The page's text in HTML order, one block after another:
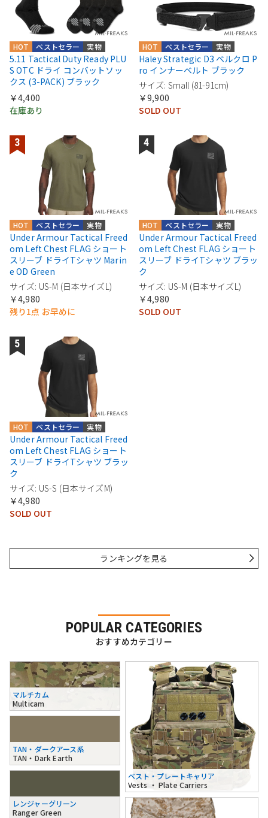
実物
ベストセラー
HOT
5.11 Tactical Duty Ready PLU
S OTC ドライ コンバットソッ
クス (3-PACK) ブラック
￥4,400
在庫あり
実物
ベストセラー
HOT
Haley Strategic D3 ベルクロ P
ro インナーベルト ブラック
サイズ: Small (81-91cm)
￥9,900
SOLD OUT
実物
ベストセラー
HOT
Under Armour Tactical Freed
om Left Chest FLAG ショート
スリーブ ドライTシャツ Marin
e OD Green
サイズ: US-M (日本サイズL)
￥4,980
残り1点 お早めに
実物
ベストセラー
HOT
Under Armour Tactical Freed
om Left Chest FLAG ショート
スリーブ ドライTシャツ ブラッ
ク
サイズ: US-M (日本サイズL)
￥4,980
SOLD OUT
実物
ベストセラー
HOT
Under Armour Tactical Freed
om Left Chest FLAG ショート
スリーブ ドライTシャツ ブラッ
ク
サイズ: US-S (日本サイズM)
￥4,980
SOLD OUT
ランキングを見る
POPULAR CATEGORIES
おすすめカテゴリー
マルチカム
Multicam
TAN・ダークアース系
TAN・Dark Earth
レンジャーグリーン
Ranger Green
ベスト・プレートキャリア
Vests ・ Plate Carriers